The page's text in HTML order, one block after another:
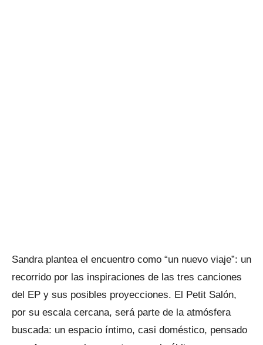
Sandra plantea el encuentro como “un nuevo viaje”: un
recorrido por las inspiraciones de las tres canciones
del EP y sus posibles proyecciones. El Petit Salón,
por su escala cercana, será parte de la atmósfera
buscada: un espacio íntimo, casi doméstico, pensado